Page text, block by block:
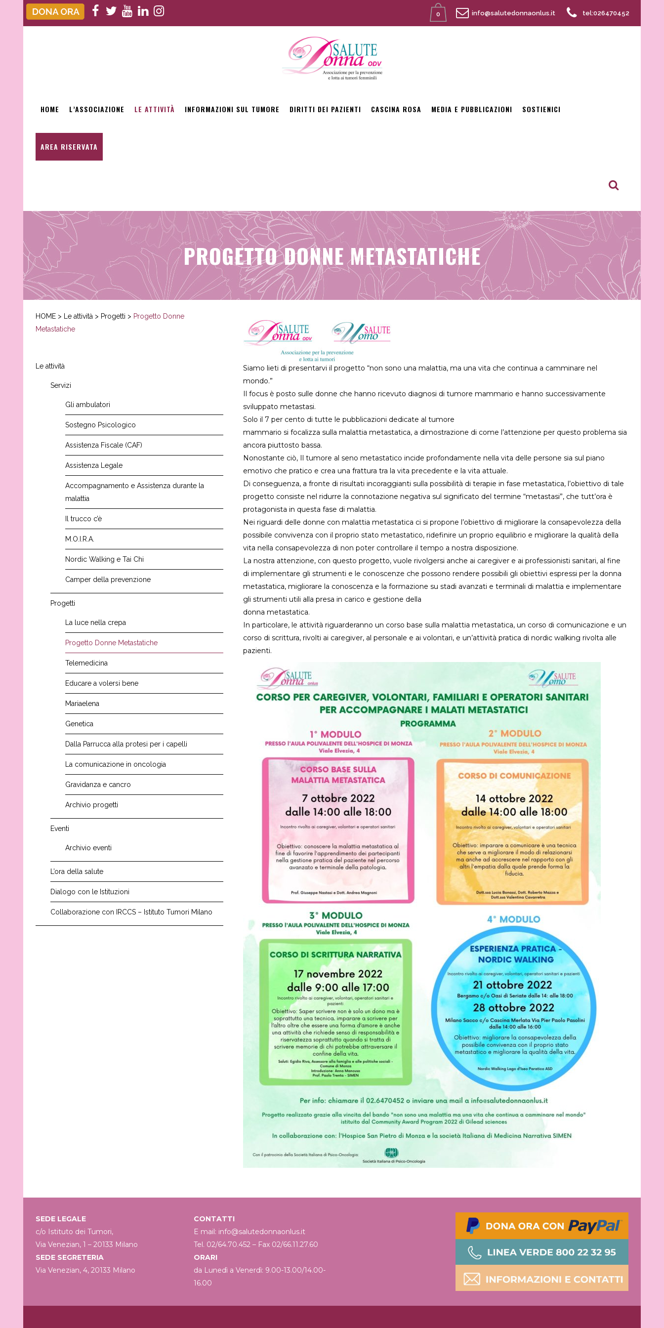
0 info@salutedonnaonlus.it tel:026470452
HOME L’ASSOCIAZIONE LE ATTIVITÀ INFORMAZIONI SUL TUMORE DIRITTI DEI PAZIENTI CASCINA ROSA MEDIA E PUBBLICAZIONI SOSTIENICI
AREA RISERVATA
PROGETTO DONNE METASTATICHE
HOME > Le attività > Progetti > Progetto Donne
Metastatiche
Le attività
Servizi
Gli ambulatori
Sostegno Psicologico
Assistenza Fiscale (CAF)
Assistenza Legale
Accompagnamento e Assistenza durante la
malattia
Il trucco c’è
M.O.I.R.A.
Nordic Walking e Tai Chi
Camper della prevenzione
Progetti
La luce nella crepa
Progetto Donne Metastatiche
Telemedicina
Educare a volersi bene
Mariaelena
Genetica
Dalla Parrucca alla protesi per i capelli
La comunicazione in oncologia
Gravidanza e cancro
Archivio progetti
Eventi
Archivio eventi
L’ora della salute
Dialogo con le Istituzioni
Collaborazione con IRCCS – Istituto Tumori Milano
Siamo lieti di presentarvi il progetto “non sono una malattia, ma una vita che continua a camminare nel
mondo.”
Il focus è posto sulle donne che hanno ricevuto diagnosi di tumore mammario e hanno successivamente
sviluppato metastasi.
Solo il 7 per cento di tutte le pubblicazioni dedicate al tumore
mammario si focalizza sulla malattia metastatica, a dimostrazione di come l’attenzione per questo problema sia
ancora piuttosto bassa.
Nonostante ciò, Il tumore al seno metastatico incide profondamente nella vita delle persone sia sul piano
emotivo che pratico e crea una frattura tra la vita precedente e la vita attuale.
Di conseguenza, a fronte di risultati incoraggianti sulla possibilità di terapie in fase metastatica, l’obiettivo di tale
progetto consiste nel ridurre la connotazione negativa sul significato del termine “metastasi”, che tutt’ora è
protagonista in questa fase di malattia.
Nei riguardi delle donne con malattia metastatica ci si propone l’obiettivo di migliorare la consapevolezza della
possibile convivenza con il proprio stato metastatico, ridefinire un proprio equilibrio e migliorare la qualità della
vita nella consapevolezza di non poter controllare il tempo a nostra disposizione.
La nostra attenzione, con questo progetto, vuole rivolgersi anche ai caregiver e ai professionisti sanitari, al fine
di implementare gli strumenti e le conoscenze che possono rendere possibili gli obiettivi espressi per la donna
metastatica, migliorare la conoscenza e la formazione su stadi avanzati e terminali di malattia e implementare
gli strumenti utili alla presa in carico e gestione della
donna metastatica.
In particolare, le attività riguarderanno un corso base sulla malattia metastatica, un corso di comunicazione e un
corso di scrittura, rivolti ai caregiver, al personale e ai volontari, e un’attività pratica di nordic walking rivolta alle
pazienti.
SEDE LEGALE
c/o Istituto dei Tumori,
Via Venezian, 1 – 20133 Milano
SEDE SEGRETERIA
Via Venezian, 4, 20133 Milano
CONTATTI
E mail: info@salutedonnaonlus.it
Tel. 02/64.70.452 – Fax 02/66.11.27.60
ORARI
da Lunedì a Venerdì: 9.00-13.00/14.00-
16.00